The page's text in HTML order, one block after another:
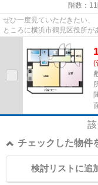
階数：
ぜひ一度見ていただきたい
ところに横浜市鶴見区役所
(
チェックした物件
検討リストに追